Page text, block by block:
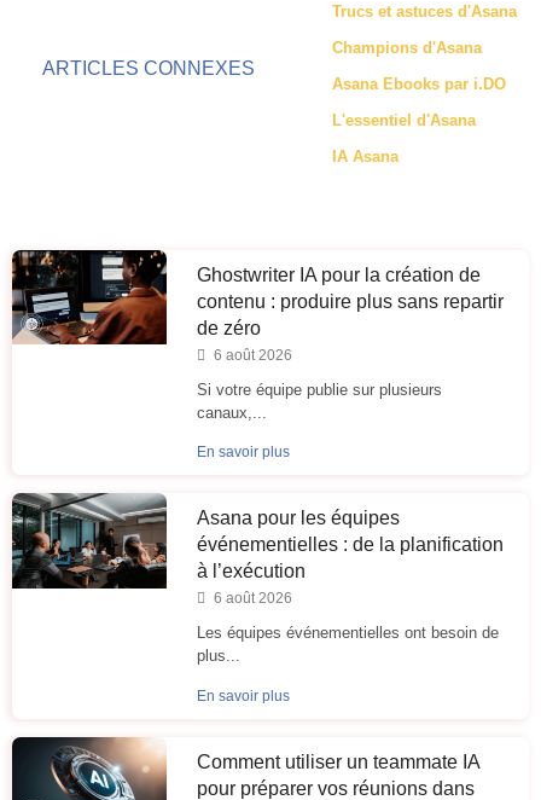
ARTICLES CONNEXES
Trucs et astuces d'Asana
Champions d'Asana
Asana Ebooks par i.DO
L'essentiel d'Asana
IA Asana
Ghostwriter IA pour la création de
contenu : produire plus sans repartir
de zéro
6 août 2026
Si votre équipe publie sur plusieurs
canaux,...
En savoir plus
Asana pour les équipes
événementielles : de la planification
à l’exécution
6 août 2026
Les équipes événementielles ont besoin de
plus...
En savoir plus
Comment utiliser un teammate IA
pour préparer vos réunions dans